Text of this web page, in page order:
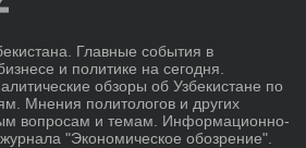
Главные события в
и политике на сегодня.
обзоры об Узбекистане по
Мнения политологов и других
вопросам и темам. Информационно-
"Экономическое обозрение".